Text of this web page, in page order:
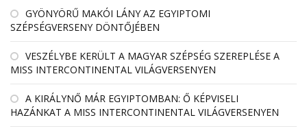
GYÖNYÖRŰ MAKÓI LÁNY AZ EGYIPTOMI
SZÉPSÉGVERSENY DÖNTŐJÉBEN
VESZÉLYBE KERÜLT A MAGYAR SZÉPSÉG SZEREPLÉSE A
MISS INTERCONTINENTAL VILÁGVERSENYEN
A KIRÁLYNŐ MÁR EGYIPTOMBAN: Ő KÉPVISELI
HAZÁNKAT A MISS INTERCONTINENTAL VILÁGVERSENYEN